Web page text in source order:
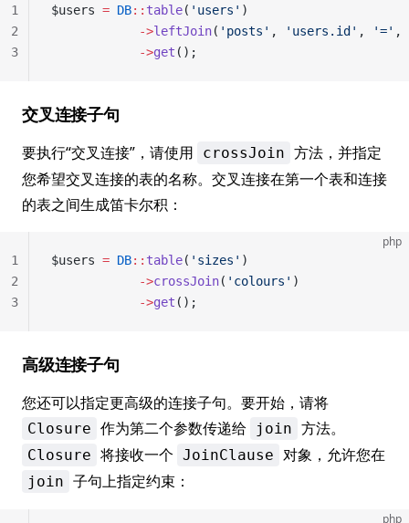
$users = DB:: table( 'users' )
            ->
leftJoin( 'posts' , 'users.id' , '=' ,
            ->
get ();
1
2
3
交叉连接子句
要执行“交叉连接”，请使用 crossJoin 方法，并指定
您希望交叉连接的表的名称。交叉连接在第一个表和连接
的表之间生成笛卡尔积：
php
$users = DB:: table( 'sizes' )
            ->
crossJoin( 'colours' )
            ->
get ();
1
2
3
高级连接子句
您还可以指定更高级的连接子句。要开始，请将
Closure 作为第二个参数传递给 join 方法。
Closure 将接收一个 JoinClause 对象，允许您在
join 子句上指定约束：
php